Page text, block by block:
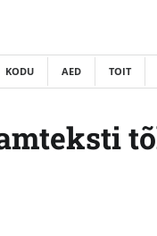
KODU AED TOIT